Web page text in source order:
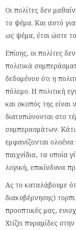
Οι πολίτες δεν
το ψέμα. Και αυτό
ως ψέμα, έτσι ώστε
Επίσης, οι πολίτες
πολιτικά
δεδομένου ότι η
πόλεμο. Η πολιτική
και σκοπός της είναι
διατυπώνονται στο
συμπερασμάτων.
εμφανίζονται ολοένα
παιχνίδια, τα οποία
λογική, επικίνδυνα
Ας το καταλάβουμε
διακυβέρνησης)
προοπτικές μας,
Χτίζει πυραμίδες